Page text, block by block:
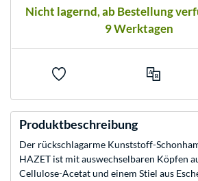
Nicht lagernd, ab Bestellung
9 Werktagen
Produktbeschreibung
Der rückschlagarme Kunststoff-
HAZET ist mit auswechselbaren Köpfen
Cellulose-Acetat und einem Stiel aus